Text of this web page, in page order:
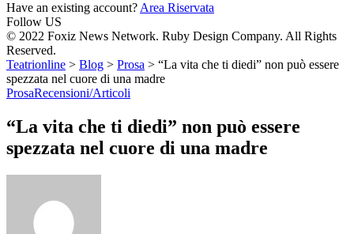
Have an existing account? Area Riservata
Follow US
© 2022 Foxiz News Network. Ruby Design Company. All Rights
Reserved.
Teatrionline > Blog > Prosa > “La vita che ti diedi” non può essere
spezzata nel cuore di una madre
ProsaRecensioni/Articoli
“La vita che ti diedi” non può essere
spezzata nel cuore di una madre